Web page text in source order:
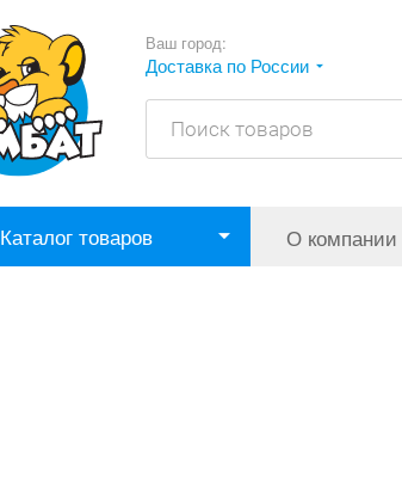
Ваш город:
Доставка по России
Каталог товаров О компании